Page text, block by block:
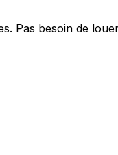
Pas besoin de